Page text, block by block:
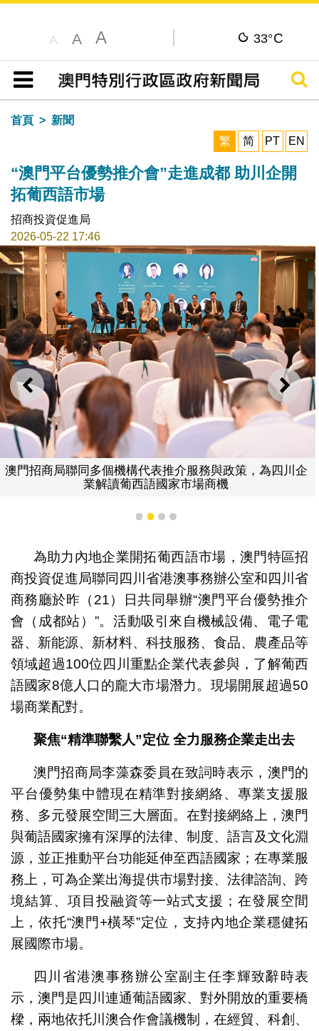
A A A 33°C
目錄
搜尋
首頁
新聞
繁
简 PT EN
“澳門平台優勢推介會”走進成都 助川企開
拓葡西語市場
招商投資促進局
2026-05-22 17:46
上一則 下一
澳門招商局聯同多個機構代表推介服務與政策，為四川企
業解讀葡西語國家市場商機
1 2 3 4
為助力內地企業開拓葡西語市場，澳門特區招
商投資促進局聯同四川省港澳事務辦公室和四川省
商務廳於昨（21）日共同舉辦“澳門平台優勢推介
會（成都站）”。活動吸引來自機械設備、電子電
器、新能源、新材料、科技服務、食品、農產品等
領域超過100位四川重點企業代表參與，了解葡西
語國家8億人口的龐大市場潛力。現場開展超過50
場商業配對。
聚焦“精準聯繫人”定位 全力服務企業走出去
澳門招商局李藻森委員在致詞時表示，澳門的
平台優勢集中體現在精準對接網絡、專業支援服
務、多元發展空間三大層面。在對接網絡上，澳門
與葡語國家擁有深厚的法律、制度、語言及文化淵
源，並正推動平台功能延伸至西語國家；在專業服
務上，可為企業出海提供市場對接、法律諮詢、跨
境結算、項目投融資等一站式支援；在發展空間
上，依托“澳門+橫琴”定位，支持內地企業穩健拓
展國際市場。
四川省港澳事務辦公室副主任李輝致辭時表
示，澳門是四川連通葡語國家、對外開放的重要橋
樑，兩地依托川澳合作會議機制，在經貿、科創、